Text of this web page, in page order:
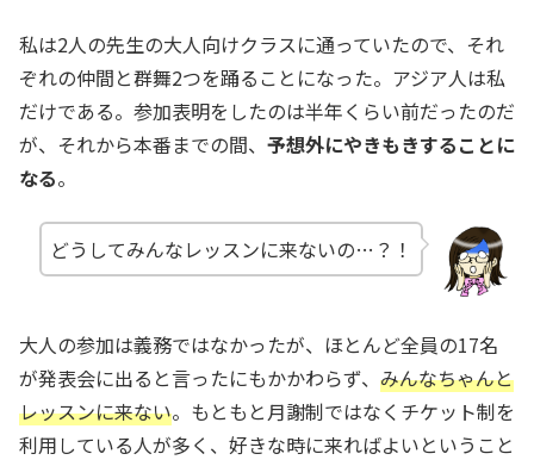
私は2人の先生の大人向けクラスに通っていたので、それ
ぞれの仲間と群舞2つを踊ることになった。アジア人は私
だけである。参加表明をしたのは半年くらい前だったのだ
が、それから本番までの間、 予想外にやきもきすることに
なる。
どうしてみんなレッスンに来ないの…？！
大人の参加は義務ではなかったが、ほとんど全員の17名
が発表会に出ると言ったにもかかわらず、 みんなちゃんと
レッスンに来ない。もともと月謝制ではなくチケット制を
利用している人が多く、好きな時に来ればよいということ